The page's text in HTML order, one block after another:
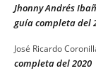
Jhonny Andrés
guía completa del
José Ricardo
completa del 2020